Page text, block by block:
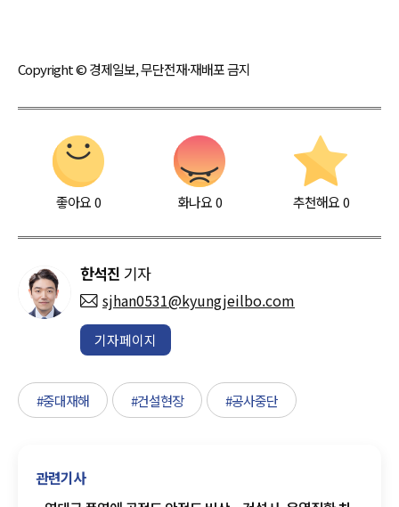
Copyright © 경제일보, 무단전재·재배포 금지
좋아요0 화나요0 추천해요 0
한석진 기자
sjhan0531@kyungjeilbo.com
기자페이지
#중대재해 #건설현장 #공사중단
관련기사